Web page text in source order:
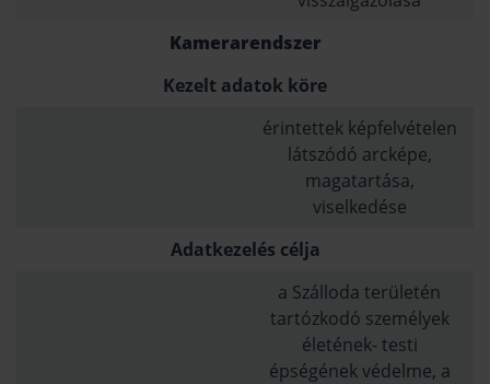
Kamerarendszer
Kezelt adatok köre
érintettek képfelvételen
látszódó arcképe,
magatartása,
viselkedése
Adatkezelés célja
a Szálloda területén
tartózkodó személyek
életének- testi
épségének védelme, a